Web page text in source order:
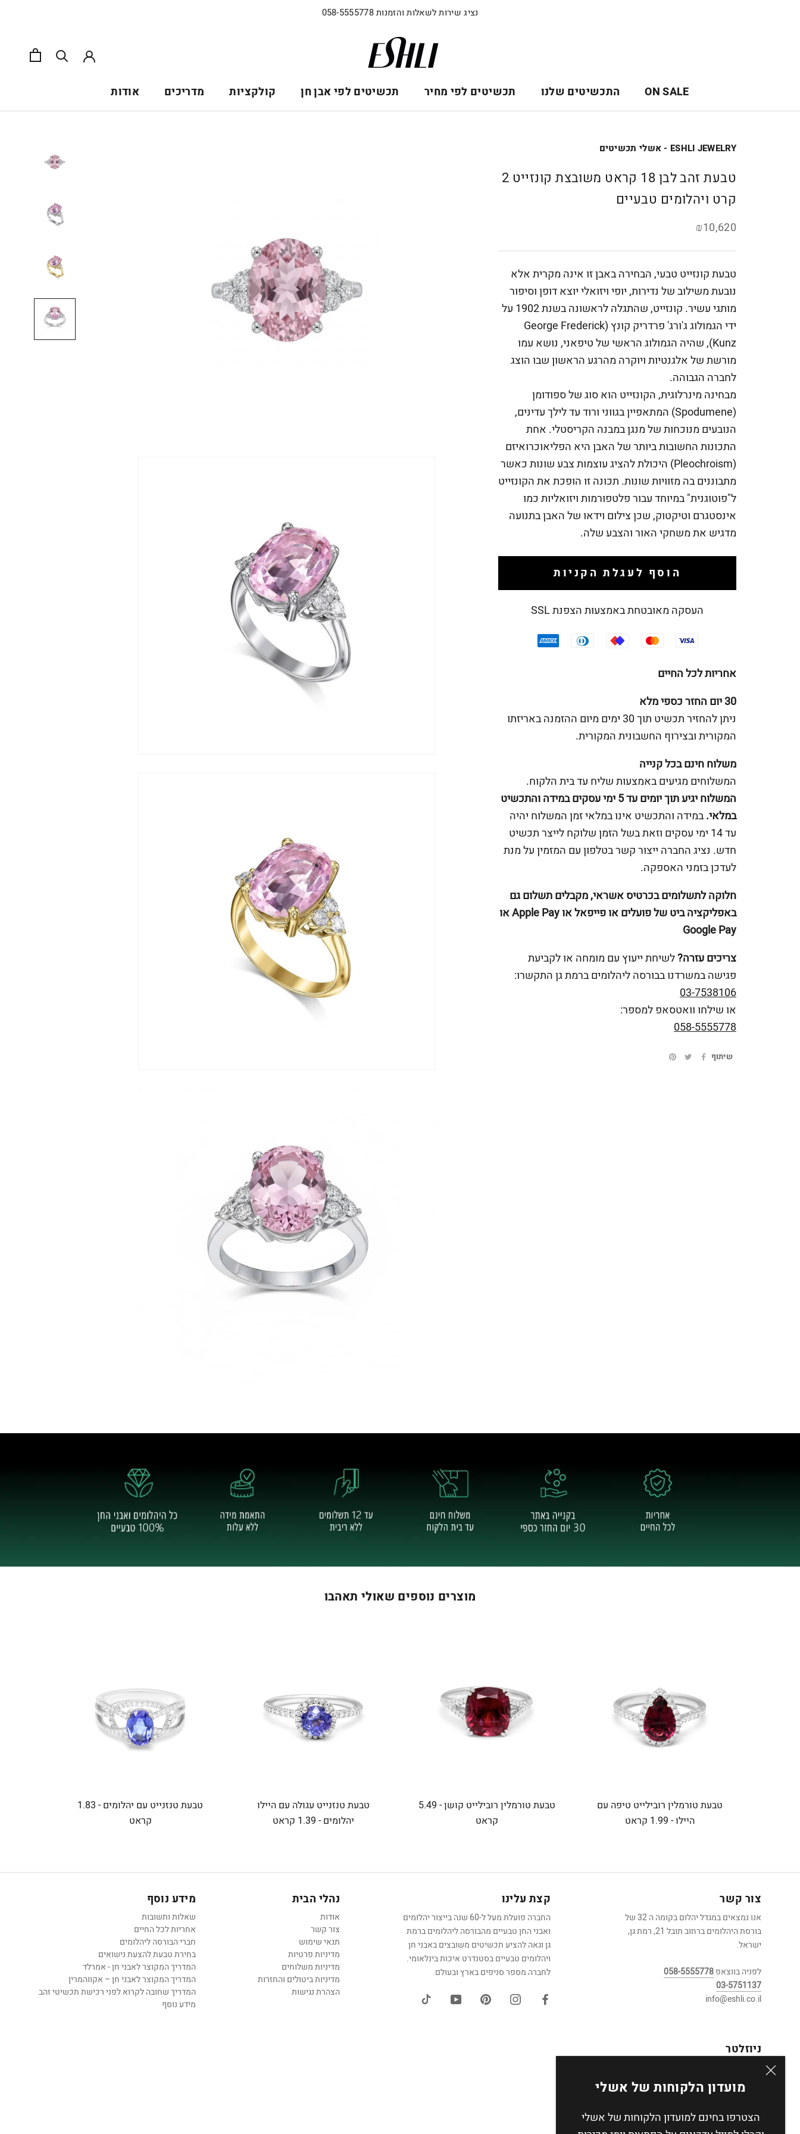
מועדון הלקוחות של אשלי
הצטרפו בחינם למועדון הלקוחות של אשלי
נציג שירות לשאלות והזמנות 058-5555778
ON SALE התכשיטים שלנו תכשיטים לפי מחיר תכשיטים לפי אבן חן קולקציות מדריכים אודות
ESHLI JEWELRY - אשלי תכשיטים
טבעת זהב לבן 18 קראט משובצת קונזייט 2
קרט ויהלומים טבעיים
₪10,620
טבעת קונזייט טבעי, הבחירה באבן זו אינה מקרית אלא
נובעת משילוב של נדירות, יופי ויזואלי יוצא דופן וסיפור
מותגי עשיר. קונזייט, שהתגלה לראשונה בשנת 1902 על
ידי הגמולוג ג'ורג' פרדריק קונץ (George Frederick
Kunz), שהיה הגמולוג הראשי של טיפאני, נושא עמו
מורשת של אלגנטיות ויוקרה מהרגע הראשון שבו הוצג
לחברה הגבוהה.
מבחינה מינרלוגית, הקונזייט הוא סוג של ספודומן
(Spodumene) המתאפיין בגווני ורוד עד לילך עדינים,
הנובעים מנוכחות של מנגן במבנה הקריסטלי. אחת
התכונות החשובות ביותר של האבן היא הפליאוכרואיזם
(Pleochroism) היכולת להציג עוצמות צבע שונות כאשר
מתבוננים בה מזוויות שונות. תכונה זו הופכת את הקונזייט
ל"פוטוגנית" במיוחד עבור פלטפורמות ויזואליות כמו
אינסטגרם וטיקטוק, שכן צילום וידאו של האבן בתנועה
מדגיש את משחקי האור והצבע שלה.
הוסף לעגלת הקניות
העסקה מאובטחת באמצעות הצפנת SSL
אחריות לכל החיים
30 יום החזר כספי מלא
ניתן להחזיר תכשיט תוך 30 ימים מיום ההזמנה באריזתו
המקורית ובצירוף החשבונית המקורית.
משלוח חינם בכל קנייה
המשלוחים מגיעים באמצעות שליח עד בית הלקוח.
המשלוח יגיע תוך יומים עד 5 ימי עסקים במידה והתכשיט
במלאי.במידה והתכשיט אינו במלאי זמן המשלוח יהיה
עד 14 ימי עסקים וזאת בשל הזמן שלוקח לייצר תכשיט
חדש. נציג החברה ייצור קשר בטלפון עם המזמין על מנת
לעדכן בזמני האספקה.
חלוקה לתשלומים בכרטיס אשראי, מקבלים תשלום גם
באפליקציה ביט של פועלים או פייפאל או Apple Pay או
Google Pay
צריכים עזרה?לשיחת ייעוץ עם מומחה או לקביעת
פגישה במשרדנו בבורסה ליהלומים ברמת גן התקשרו:
03-7538106
או שילחו וואטסאפ למספר:
058-5555778
שיתוף
מוצרים נוספים שאולי תאהבו
טבעת טנזנייט עם יהלומים - 1.83
קראט
טבעת טנזנייט עגולה עם היילו
יהלומים - 1.39 קראט
טבעת טורמלין רובילייט קושן - 5.49
קראט
טבעת טורמלין רובילייט טיפה עם
היילו - 1.99 קראט
צור קשר
אנו נמצאים במגדל יהלום בקומה ה 32 של
בורסת היהלומים ברחוב תובל 21, רמת גן,
ישראל.
לפניה בווצאפ058-5555778
03-5751137
info@eshli.co.il
קצת עלינו
החברה פועלת מעל ל-60 שנה בייצור יהלומים
ואבני החן טבעיים מהבורסה ליהלומים ברמת
גן וגאה להציע תכשיטים משובצים באבני חן
ויהלומים טבעיים בסטנדרט איכות בינלאומי.
לחברה מספר סניפים בארץ ובעולם.
נהלי הבית
אודות
צור קשר
תנאי שימוש
מדיניות פרטיות
מדיניות משלוחים
מדיניות ביטולים והחזרות
הצהרת נגישות
מידע נוסף
שאלות ותשובות
אחריות לכל החיים
חברי הבורסה ליהלומים
בחירת טבעת להצעת נישואים
המדריך המקוצר לאבני חן - אמרלד
המדריך המקוצר לאבני חן – אקווהמרין
המדריך שחובה לקרוא לפני רכישת תכשיטי זהב
מידע נוסף
ניוזלטר
שווים במיוחד